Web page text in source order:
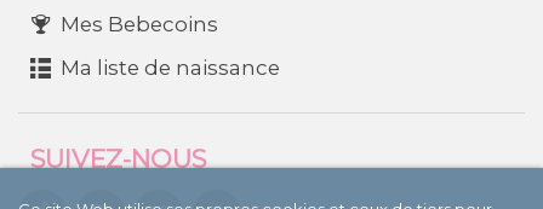
Mes Bebecoins
Ma liste de naissance
SUIVEZ-NOUS